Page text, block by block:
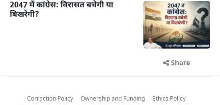
2047 में कांग्रेस: विरासत बचेगी या
बिखरेगी?
Share
Correction Policy Ownership and Funding
Ethics Policy